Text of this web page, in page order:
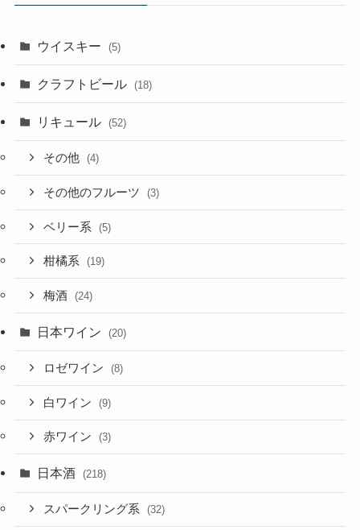
ウイスキー (5)
クラフトビール (18)
リキュール (52)
その他 (4)
その他のフルーツ (3)
ベリー系 (5)
柑橘系 (19)
梅酒 (24)
日本ワイン (20)
ロゼワイン (8)
白ワイン (9)
赤ワイン (3)
日本酒 (218)
スパークリング系 (32)